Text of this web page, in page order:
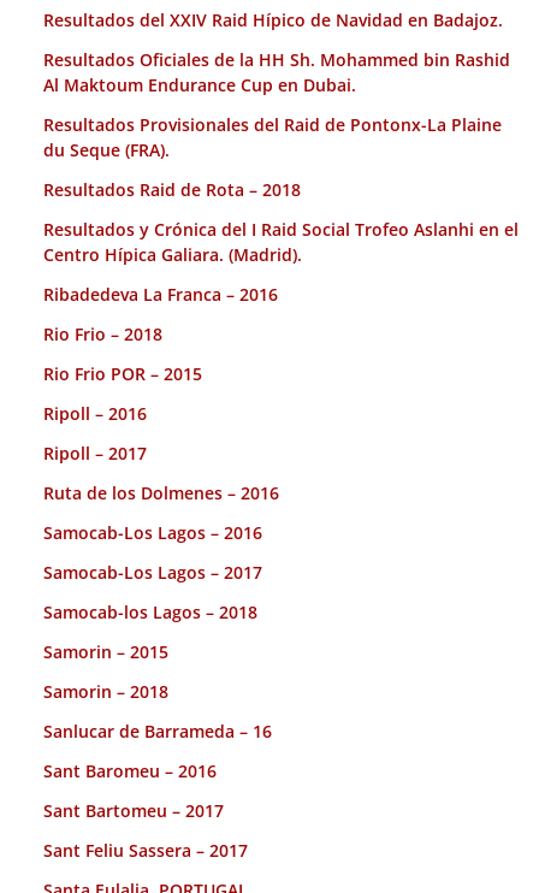
Resultados del XXIV Raid Hípico de Navidad en Badajoz.
Resultados Oficiales de la HH Sh. Mohammed bin Rashid
Al Maktoum Endurance Cup en Dubai.
Resultados Provisionales del Raid de Pontonx-La Plaine
du Seque (FRA).
Resultados Raid de Rota – 2018
Resultados y Crónica del I Raid Social Trofeo Aslanhi en el
Centro Hípica Galiara. (Madrid).
Ribadedeva La Franca – 2016
Rio Frio – 2018
Rio Frio POR – 2015
Ripoll – 2016
Ripoll – 2017
Ruta de los Dolmenes – 2016
Samocab-Los Lagos – 2016
Samocab-Los Lagos – 2017
Samocab-los Lagos – 2018
Samorin – 2015
Samorin – 2018
Sanlucar de Barrameda – 16
Sant Baromeu – 2016
Sant Bartomeu – 2017
Sant Feliu Sassera – 2017